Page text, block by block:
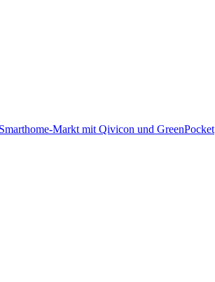
Markt mit Qivicon und GreenPocket